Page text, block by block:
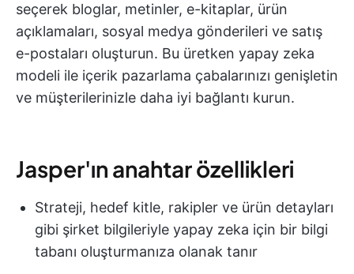
seçerek bloglar, metinler, e-kitaplar, ürün
açıklamaları, sosyal medya gönderileri ve satış
e-postaları oluşturun. Bu üretken yapay zeka
modeli ile içerik pazarlama çabalarınızı genişletin
ve müşterilerinizle daha iyi bağlantı kurun.
Jasper'ın anahtar özellikleri
Strateji, hedef kitle, rakipler ve ürün detayları
gibi şirket bilgileriyle yapay zeka için bir bilgi
tabanı oluşturmanıza olanak tanır